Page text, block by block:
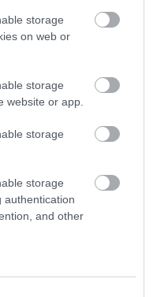
storage
on web or
storage
website or app.
storage
storage
authentication
and other
μας βοηθούν